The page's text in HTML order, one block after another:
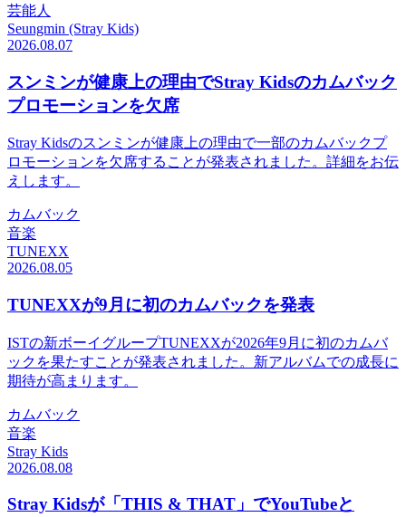
芸能人
Seungmin (Stray Kids)
2026.08.07
スンミンが健康上の理由でStray Kidsのカムバック
プロモーションを欠席
Stray Kidsのスンミンが健康上の理由で一部のカムバックプ
ロモーションを欠席することが発表されました。詳細をお伝
えします。
カムバック
音楽
TUNEXX
2026.08.05
TUNEXXが9月に初のカムバックを発表
ISTの新ボーイグループTUNEXXが2026年9月に初のカムバ
ックを果たすことが発表されました。新アルバムでの成長に
期待が高まります。
カムバック
音楽
Stray Kids
2026.08.08
Stray Kidsが「THIS & THAT」でYouTubeと